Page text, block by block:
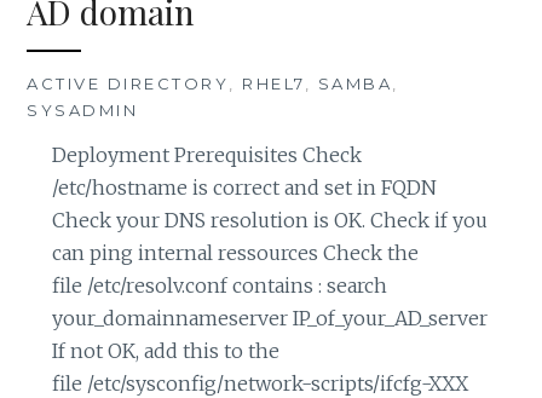
AD domain
ACTIVE DIRECTORY, RHEL7, SAMBA,
SYSADMIN
Deployment Prerequisites Check
/etc/hostname is correct and set in FQDN
Check your DNS resolution is OK. Check if you
can ping internal ressources Check the
file /etc/resolv.conf contains : search
your_domainnameserver IP_of_your_AD_server
If not OK, add this to the
file /etc/sysconfig/network-scripts/ifcfg-XXX